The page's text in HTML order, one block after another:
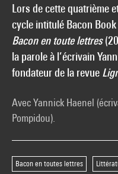
Lors de cette quatrième
cycle intitulé Bacon
Bacon en toute lettres
la parole à l’écrivain
fondateur de la revue
Avec Yannick Haenel
Pompidou).
Bacon en toutes lettres